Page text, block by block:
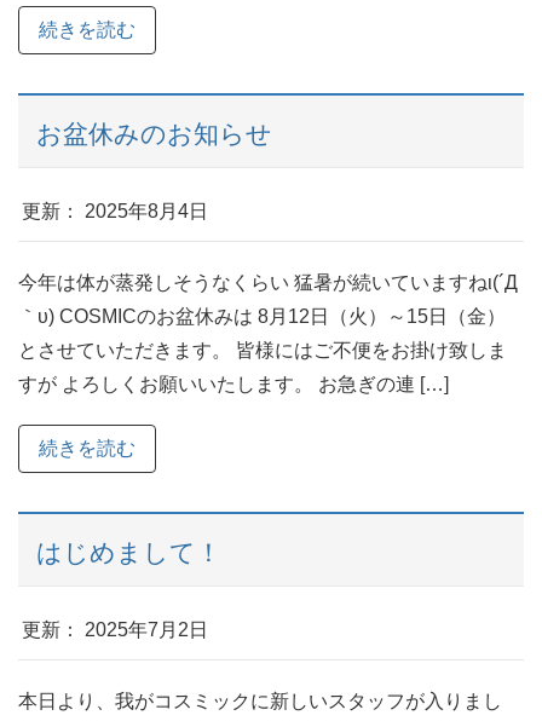
続きを読む
お盆休みのお知らせ
更新： 2025年8月4日
今年は体が蒸発しそうなくらい 猛暑が続いていますねι(´Д
｀υ) COSMICのお盆休みは 8月12日（火）～15日（金）
とさせていただきます。 皆様にはご不便をお掛け致しま
すが よろしくお願いいたします。 お急ぎの連 […]
続きを読む
はじめまして！
更新： 2025年7月2日
本日より、我がコスミックに新しいスタッフが入りまし